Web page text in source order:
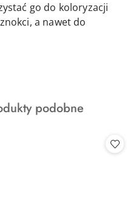
go do koloryzacji
a nawet do
podobne